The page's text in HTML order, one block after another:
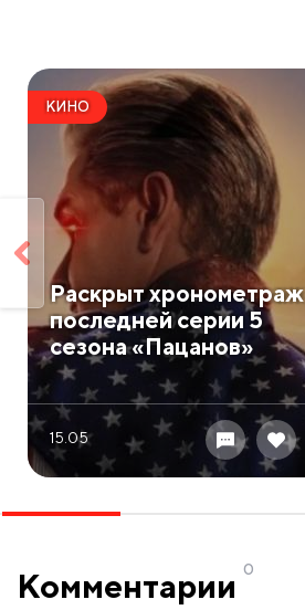
КИНО
Раскрыт хронометраж
последней серии 5
сезона «Пацанов»
15.05
Комментарии 0